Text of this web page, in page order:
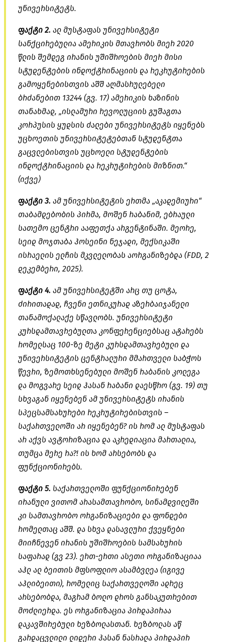
უნივერსიტეტს.
ფაქტი 2. ალ მუსტაფას უნივერსიტეტი
სანქცირებულია ამერიკის მთავრობს მიერ 2020
წლის შემდეგ ირანის უშიშროების მიერ მისი
სტუდენტების ინდოქტრინაციის და რეკრუტირების
გამოყენებისთვის აშშ აღმასრულებელი
ბრძანებით 13244 (გვ. 17) ამერიკის ხაზინის
თანახმად, „ისლამური რევოლუციის გუშაგთა
კორპუსის ყუდსის ძალები უნივერსიტეტს იყენებს
უცხოეთის უნივერსიტეტებთან სტუდენტთა
გაცვლებისთვის უცხოელი სტუდენტების
ინდოქტრინაციის და რეკრუტირების მიზნით.“
(იქვე)
ფაქტი 3. ამ უნივერსიტეტის ერთმა „აკადემიური“
თაბამდებობის პირმა, მოშენ რაბანიმ, ებრაული
სათემო ცენტრი ააფეთქა არგენტინაში. მეორე,
სეიდ მოჯთაბა ჰოსეინი ნეჯადი, მექსიკაში
ისრაელის ელჩის მკვლელობას აორგანიზებდა (FDD, 2
დეკემბერი, 2025).
ფაქტი 4. ამ უნივერსიტეტში არც თუ ცოტა,
ძირითადად, ჩვენი ეთნიკურად აზერბაიჯანელი
თანამოქალაქე სწავლობს. უნივერსიტეტი
კურსდამთავრებულთა კონფერენციებსაც ატარებს
რომელსაც 100-ზე მეტი კურსდამთავრებული და
უნივერსიტეტის ცენტრალური მმართველი საბჭოს
წევრი, ზემოთხსენებული მოშენ რაბანის კოლეგა
და მოგვარე სეიდ ჰასან რაბანი დაესწრო (გვ. 19) თუ
სხვაგან იყენებენ ამ უნივერსიტეტს ირანის
სპეცსამსახურები რეკრუტირებისთვის –
საქართველოში არ იყენებენ? ის რომ ალ მუსტაფას
არ აქვს ავტორიზაცია და აკრედიაცია მართალია,
თუმცა მერე რა?! ის ხომ არსებობს და
ფუნქციონირებს.
ფაქტი 5. საქართველოში ფუნქციონირებენ
ირანული ვითომ არასამთავრობო, სინამდვილეში
კი სამთავრობო ორგანიზაციები და ფონდები
რომელთაც აშშ. და სხვა დასავლური ქვეყნები
მიიჩნევენ ირანის უშიშროების სამსახურის
საფარად (გვ 23). ერთ-ერთი ასეთი ორგანიზაციაა
აჰლ ალ ბეითის მფსოფლიო ასამბვლეა (იგივე
აჰლიბეითი), რომელიც საქართველოში ადრეც
არსებობდა, მაგრამ ბოლო დროს განსაკუთრებით
მოძლიერდა. ეს ორგანიზაცია პირდაპირაა
დაკავშირებული ხეზბოლასთან. ხეზბოლას აწ
გარდაცვლილი ლიდერი ჰასან ნასრალა პირდაპირ